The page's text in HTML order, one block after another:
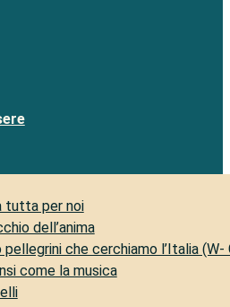
tutta per noi
dell’anima
che cerchiamo l’Italia (W-
come la musica